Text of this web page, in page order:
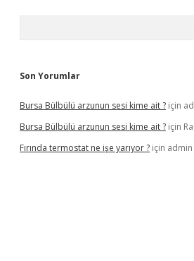
Son Yorumlar
Bursa Bülbülü arzunun sesi kime ait ? için
Bursa Bülbülü arzunun sesi kime ait ? için
Fırında termostat ne işe yarıyor ? için admin